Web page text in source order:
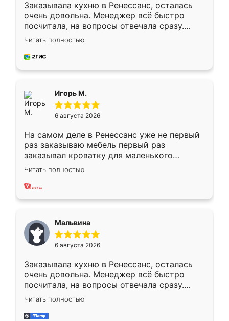
Заказывала кухню в Ренессанс, осталась
очень довольна. Менеджер всё быстро
посчитала, на вопросы отвечала сразу.
Замерщик приехал в субботу, подошёл к
делу со всей ответственностью. Собрали
за день, ребята работали аккуратно, даже
Читать полностью
Игорь М.
6 августа 2026
На самом деле в Ренессанс уже не первый
раз заказываю мебель первый раз
заказывал кроватку для маленького
ребёнка при его рождении ,во второй раз
заказал шкаф-купе. По качеству очень
хорошее сборка достаточно быстрая,
меньше, здесь же он более разнообразный.
Мне нравится ,если что-то потребуется из
мебели буду заказывать только здесь.
Читать полностью
Мальвина
6 августа 2026
Заказывала кухню в Ренессанс, осталась
очень довольна. Менеджер всё быстро
посчитала, на вопросы отвечала сразу.
Замерщик приехал в субботу, подошёл к
делу со всей ответственностью. Собрали
за день, ребята работали аккуратно, даже
Читать полностью